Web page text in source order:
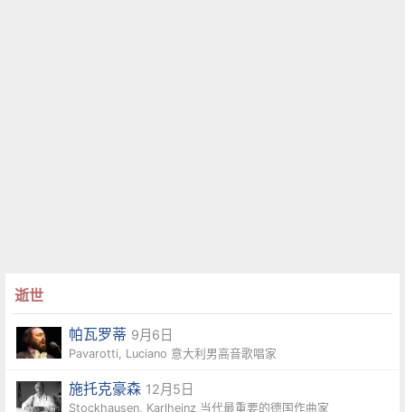
逝世
帕瓦罗蒂 9月6日
Pavarotti, Luciano 意大利男高音歌唱家
施托克豪森 12月5日
Stockhausen, Karlheinz 当代最重要的德国作曲家